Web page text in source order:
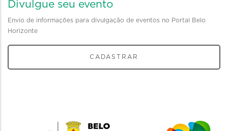
Divulgue seu evento
Envio de informações para divulgação de eventos no Portal Belo
Horizonte
CADASTRAR